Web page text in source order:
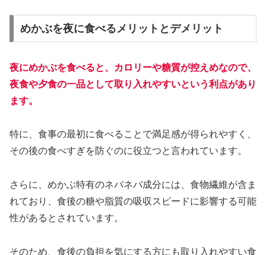
めかぶを夜に食べるメリットとデメリット
夜にめかぶを食べると、カロリーや糖質が控えめなので、
夜食や夕食の一品として取り入れやすいという利点があり
ます。
特に、食事の最初に食べることで満足感が得られやすく、
その後の食べすぎを防ぐのに役立つと言われています。
さらに、めかぶ特有のネバネバ成分には、食物繊維が含ま
れており、食後の糖や脂質の吸収スピードに影響する可能
性があるとされています。
そのため、食後の負担を気にする方にも取り入れやすい食